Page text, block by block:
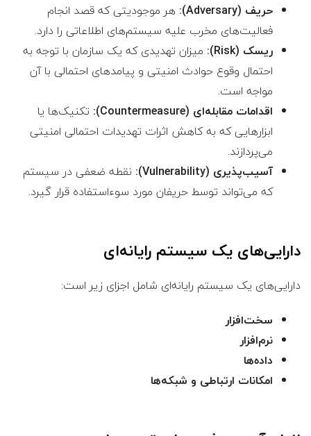
حریف (Adversary):
هر موجودیتی که قصد انجام
فعالیت‌های مخرب علیه سیستم‌های اطلاعاتی را دارد.
ریسک (Risk):
میزان تهدیدی که یک سازمان با توجه به
احتمال وقوع حوادث امنیتی و پیامدهای احتمالی با آن
مواجه است.
اقدامات مقابله‌ای (Countermeasure):
تکنیک‌ها یا
ابزارهایی که به کاهش اثرات تهدیدات احتمالی امنیتی
می‌پردازند.
آسیب‌پذیری (Vulnerability):
نقطه ضعفی در سیستم
که می‌تواند توسط حریفان مورد سوءاستفاده قرار گیرد.
دارایی‌های یک سیستم رایانه‌ای
دارایی‌های یک سیستم رایانه‌ای شامل اجزای زیر است:
سخت‌افزار
نرم‌افزار
داده‌ها
امکانات ارتباطی و شبکه‌ها